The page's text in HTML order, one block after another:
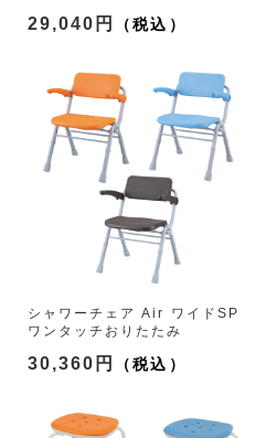
29,040円
シャワーチェア Air ワイドSP
ワンタッチおりたたみ
30,360円